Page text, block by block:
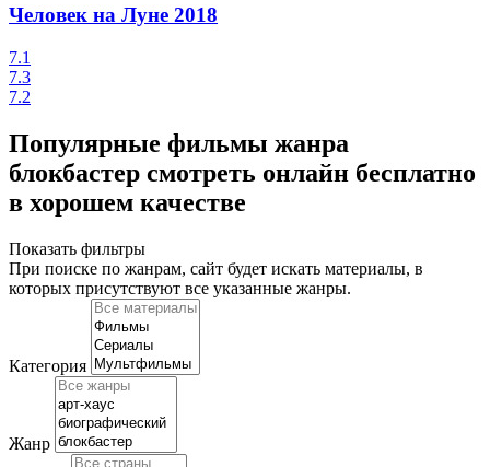
Человек на Луне 2018
7.1
7.3
7.2
Популярные фильмы жанра
блокбастер смотреть онлайн бесплатно
в хорошем качестве
Показать фильтры
При поиске по жанрам, сайт будет искать материалы, в
которых присутствуют все указанные жанры.
Категория
Жанр